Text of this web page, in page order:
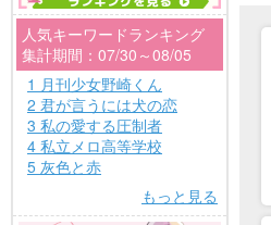
人気キーワードランキング
集計期間：07/30～08/05
1 月刊少女野崎くん
2 君が言うには犬の恋
3 私の愛する圧制者
4 私立メロ高等学校
5 灰色と赤
もっと見る